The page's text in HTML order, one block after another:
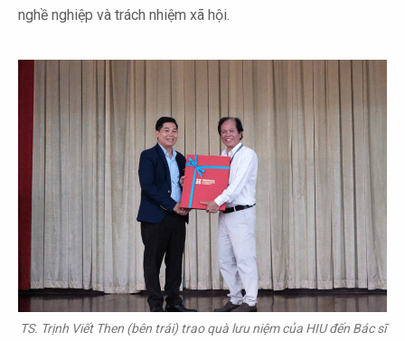
nghề nghiệp và trách nhiệm xã hội.
TS. Trịnh Viết Then (bên trái) trao quà lưu niệm của HIU đến Bác sĩ